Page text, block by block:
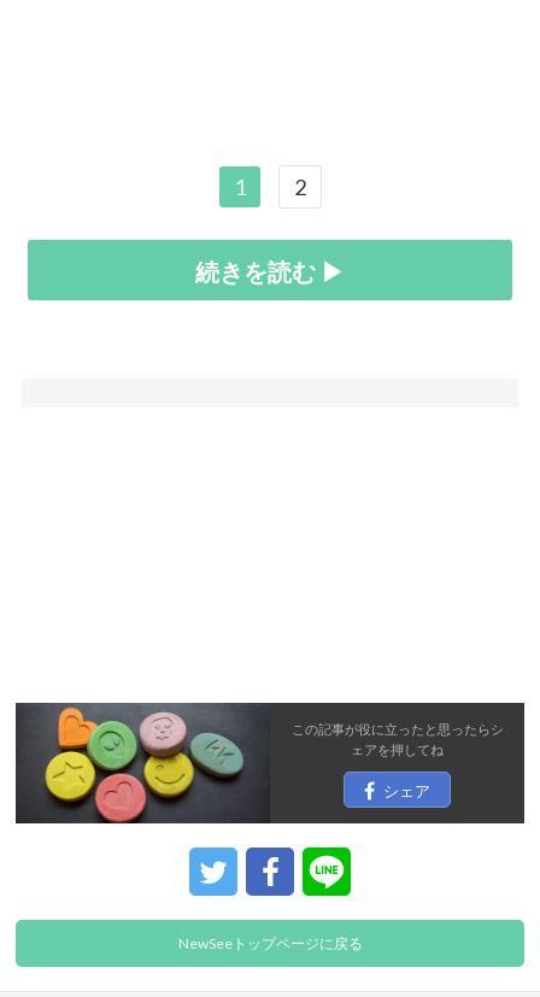
1 2
続きを読む ▶
この記事が役に立ったと思ったらシ
ェアを押してね
シェア
NewSeeトップページに戻る